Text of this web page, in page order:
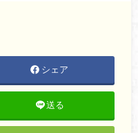
シェア
送る